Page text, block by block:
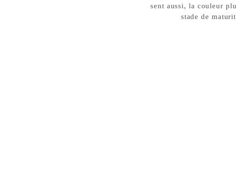
sent aussi, la couleur
stade de